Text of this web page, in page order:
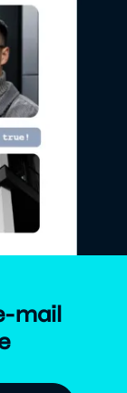
mail